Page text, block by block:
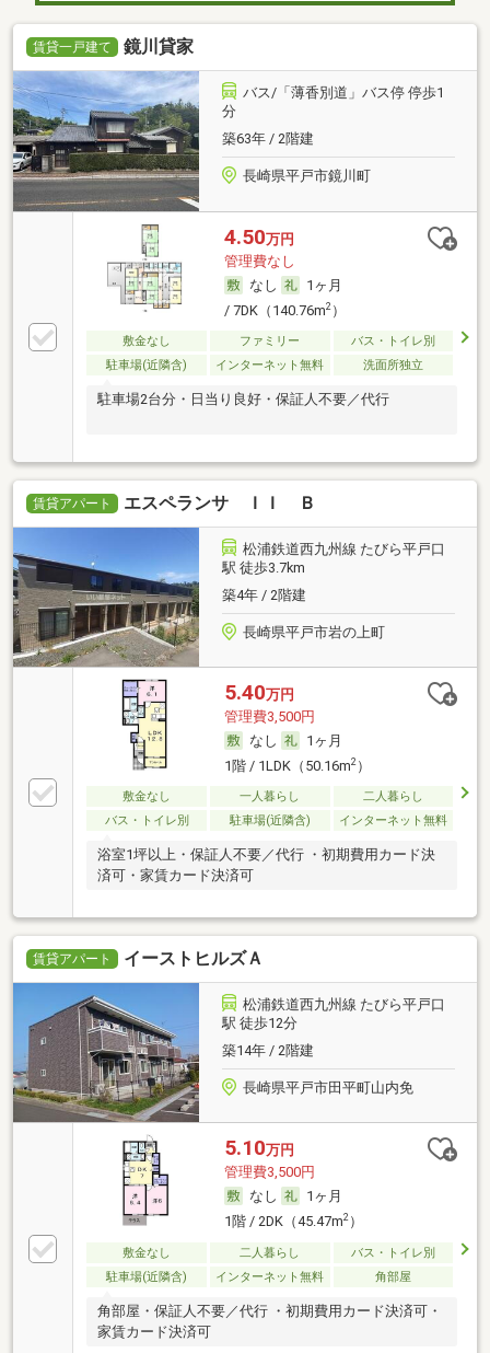
賃貸一戸建て 鏡川貸家
バス/「薄香別道」バス停 停歩1
分
築63年 / 2階建
長崎県平戸市鏡川町
4.50万円
管理費なし
なし
1ヶ月
/ 7DK（140.76m2）
敷金なし ファミリー
バス・トイレ別
駐車場(近隣含)
インターネット無料 洗面所独立
駐車場2台分・日当り良好・保証人不要／代行
賃貸アパート エスペランサ ＩＩ Ｂ
松浦鉄道西九州線 たびら平戸口
駅 徒歩3.7km
築4年 / 2階建
長崎県平戸市岩の上町
5.40万円
管理費3,500円
なし
1ヶ月
1階 / 1LDK（50.16m2）
敷金なし 一人暮らし
二人暮らし
バス・トイレ別
駐車場(近隣含) インターネット無料
浴室1坪以上・保証人不要／代行 ・初期費用カード決
済可・家賃カード決済可
賃貸アパート イーストヒルズＡ
松浦鉄道西九州線 たびら平戸口
駅 徒歩12分
築14年 / 2階建
長崎県平戸市田平町山内免
5.10万円
管理費3,500円
なし
1ヶ月
1階 / 2DK（45.47m2）
敷金なし 二人暮らし
バス・トイレ別
駐車場(近隣含)
インターネット無料 角部屋
角部屋・保証人不要／代行 ・初期費用カード決済可・
家賃カード決済可